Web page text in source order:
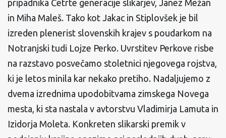
pripadnika Četrte generacije slikarjev, Janez Mežan
in Miha Maleš. Tako kot Jakac in Stiplovšek je bil
izreden plenerist slovenskih krajev s poudarkom na
Notranjski tudi Lojze Perko. Uvrstitev Perkove risbe
na razstavo posvečamo stoletnici njegovega rojstva,
ki je letos minila kar nekako pretiho. Nadaljujemo z
dvema izrednima upodobitvama zimskega Novega
mesta, ki sta nastala v avtorstvu Vladimirja Lamuta in
Izidorja Moleta. Konkreten slikarski premik v